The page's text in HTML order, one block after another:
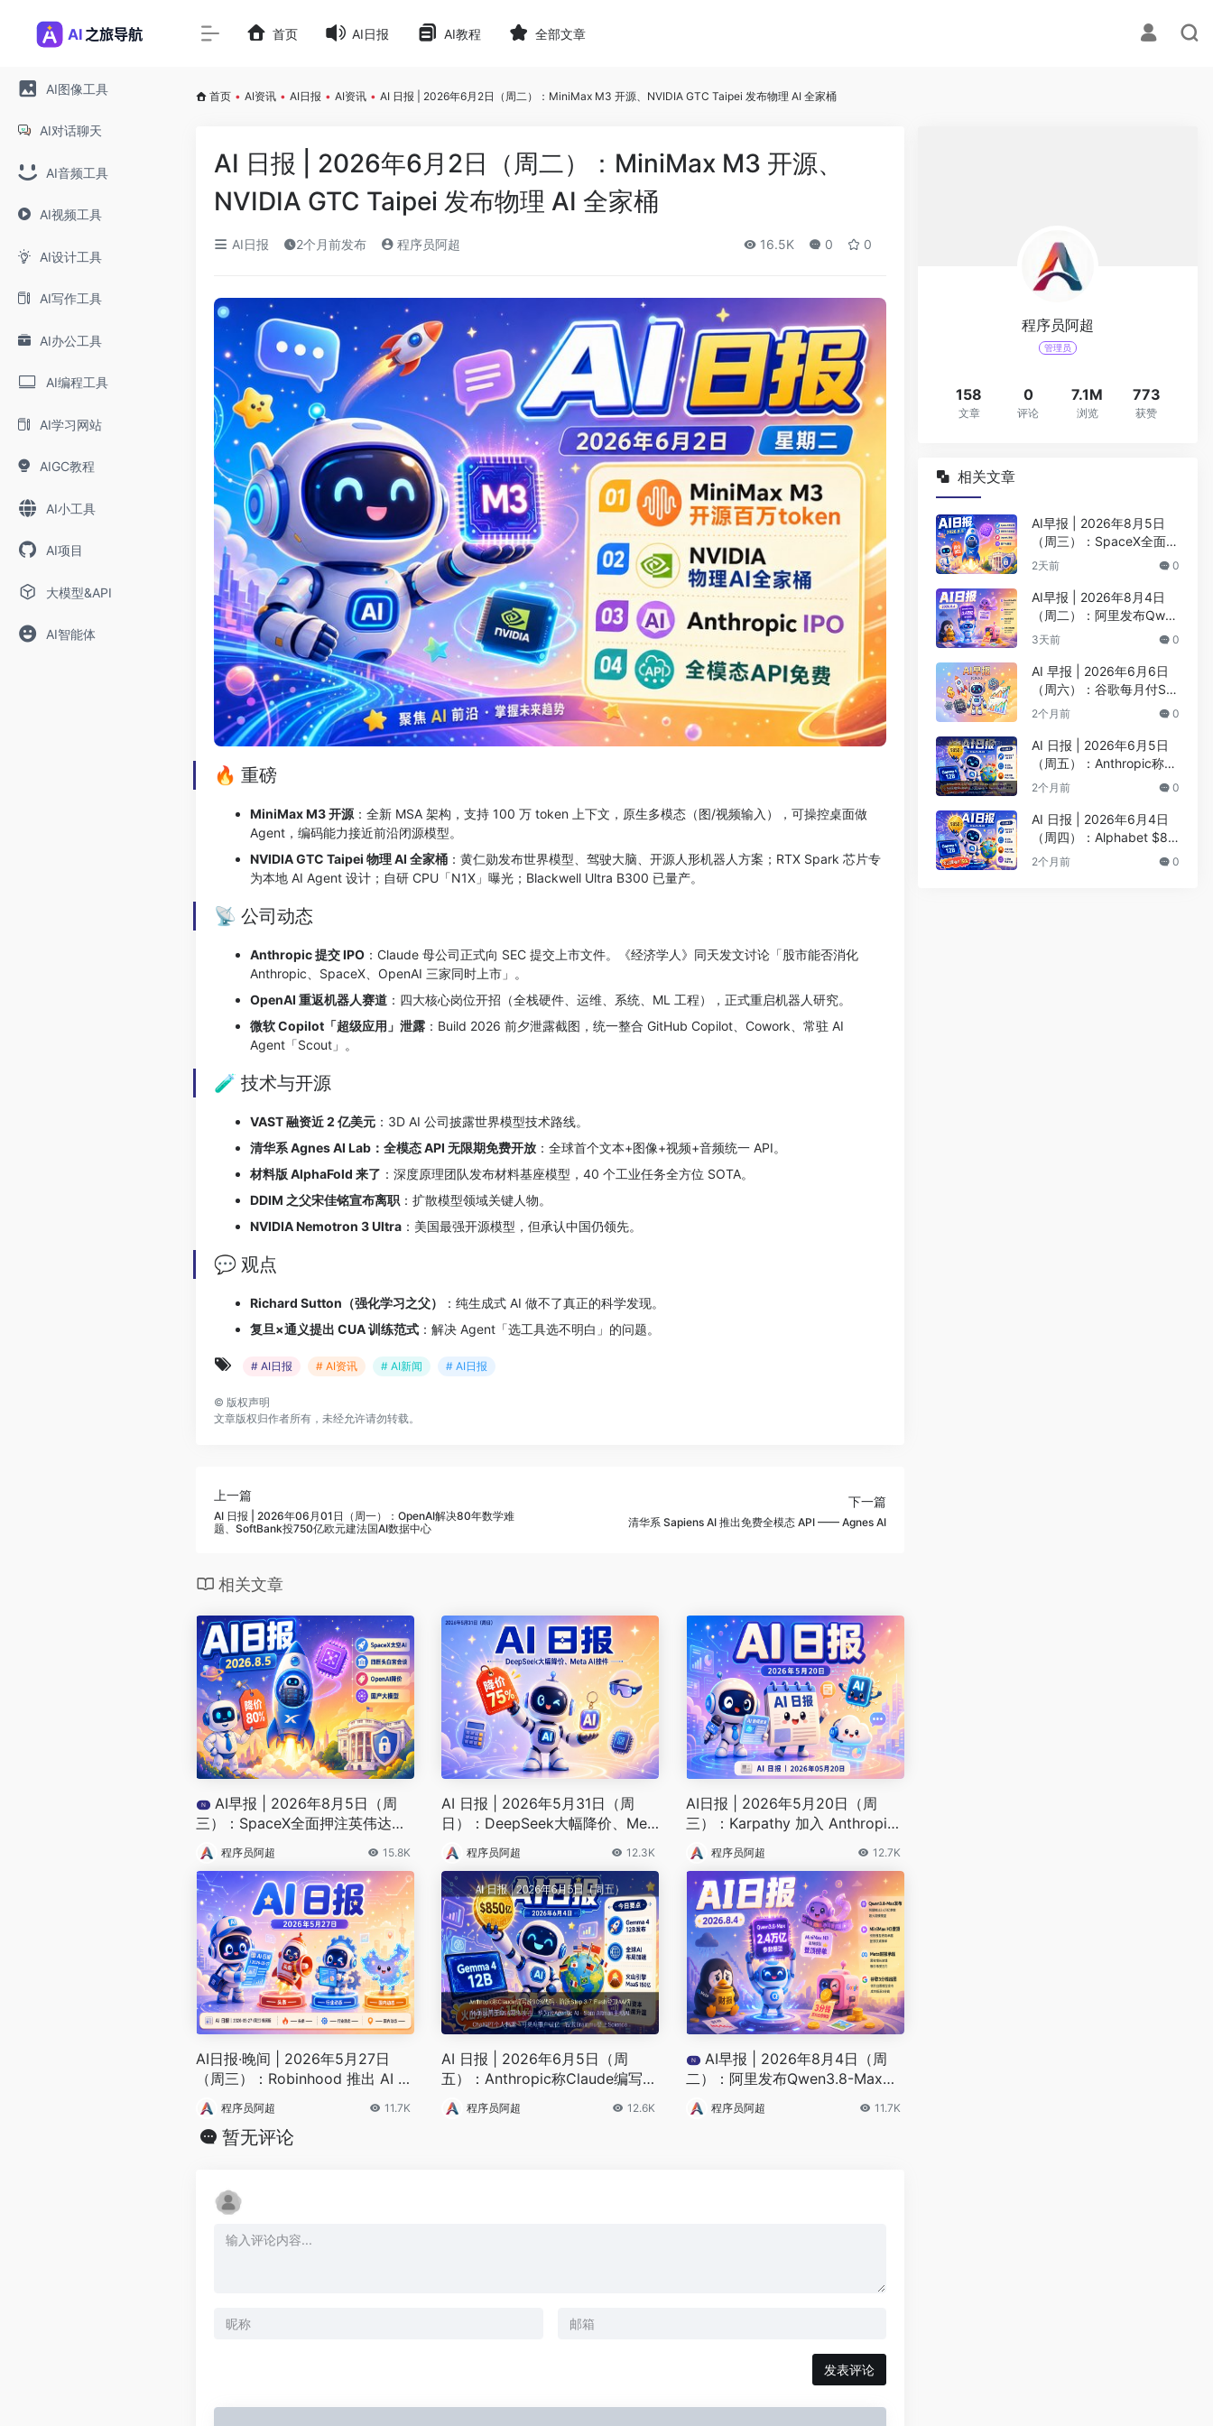
AI图像工具
AI对话聊天
AI音频工具
AI视频工具
AI设计工具
AI写作工具
AI办公工具
AI编程工具
AI学习网站
AIGC教程
AI小工具
AI项目
大模型&API
AI智能体
首页 AI日报 AI教程 全部文章
首页 • AI资讯 • AI日报 • AI资讯 • AI 日报 | 2026年6月2日（周二）：MiniMax M3 开源、NVIDIA GTC Taipei 发布物理 AI 全家桶
AI 日报 | 2026年6月2日（周二）：MiniMax M3 开源、
NVIDIA GTC Taipei 发布物理 AI 全家桶
AI日报 2个月前发布 程序员阿超 16.5K 0 0
🔥 重磅
MiniMax M3 开源 ：全新 MSA 架构，支持 100 万 token 上下文，原生多模态（图/视频输入），可操控桌面做
Agent，编码能力接近前沿闭源模型。
NVIDIA GTC Taipei 物理 AI 全家桶 ：黄仁勋发布世界模型、驾驶大脑、开源人形机器人方案；RTX Spark 芯片专
为本地 AI Agent 设计；自研 CPU「N1X」曝光；Blackwell Ultra B300 已量产。
📡 公司动态
Anthropic 提交 IPO ：Claude 母公司正式向 SEC 提交上市文件。《经济学人》同天发文讨论「股市能否消化
Anthropic、SpaceX、OpenAI 三家同时上市」。
OpenAI 重返机器人赛道 ：四大核心岗位开招（全栈硬件、运维、系统、ML 工程），正式重启机器人研究。
微软 Copilot「超级应用」泄露 ：Build 2026 前夕泄露截图，统一整合 GitHub Copilot、Cowork、常驻 AI
Agent「Scout」。
🧪 技术与开源
VAST 融资近 2 亿美元 ：3D AI 公司披露世界模型技术路线。
清华系 Agnes AI Lab：全模态 API 无限期免费开放 ：全球首个文本+图像+视频+音频统一 API。
材料版 AlphaFold 来了 ：深度原理团队发布材料基座模型，40 个工业任务全方位 SOTA。
DDIM 之父宋佳铭宣布离职 ：扩散模型领域关键人物。
NVIDIA Nemotron 3 Ultra ：美国最强开源模型，但承认中国仍领先。
💬 观点
Richard Sutton（强化学习之父）
：纯生成式 AI 做不了真正的科学发现。
复旦×通义提出 CUA 训练范式 ：解决 Agent「选工具选不明白」的问题。
# AI日报 # AI资讯 # AI新闻 # AI日报
© 版权声明
文章版权归作者所有，未经允许请勿转载。
上一篇
AI 日报 | 2026年06月01日（周一）：OpenAI解决80年数学难
题、SoftBank投750亿欧元建法国AI数据中心
下一篇
清华系 Sapiens AI 推出免费全模态 API —— Agnes AI
相关文章
N
AI早报 | 2026年8月5日（周
三）：SpaceX全面押注英伟达布
局太空AI、四大AI巨头赴白宫商谈
安全
程序员阿超 15.8K
AI 日报 | 2026年5月31日（周
日）：DeepSeek大幅降价、Met
a AI挂件
程序员阿超 12.3K
AI日报 | 2026年5月20日（周
三）：Karpathy 加入 Anthropi
c、Gemini 3.5 Flash 发布
程序员阿超 12.7K
AI日报·晚间 | 2026年5月27日
（周三）：Robinhood 推出 AI A
gent 交易、FastAPI 爆 BadHost
漏洞
程序员阿超 11.7K
AI 日报 | 2026年6月5日（周
五）：Anthropic称Claude编写超
90%代码、阶跃Step 3.7 Flash登
顶AA榜
程序员阿超 12.6K
N
AI早报 | 2026年8月4日（周
二）：阿里发布Qwen3.8-Max旗
舰模型、MiniMax H3开源登顶AI
视频榜
程序员阿超 11.7K
暂无评论
发表评论
程序员阿超
管理员
158
文章
0
评论
7.1M
浏览
773
获赞
相关文章
AI早报 | 2026年8月5日
（周三）：SpaceX全面押
注英伟达布局太空AI、四
2天前 0
AI早报 | 2026年8月4日
（周二）：阿里发布Qwen
3.8-Max旗舰模型、MiniM
3天前 0
AI 早报 | 2026年6月6日
（周六）：谷歌每月付Sp
aceX 9.2亿美元算力、BY
2个月前 0
AI 日报 | 2026年6月5日
（周五）：Anthropic称Cl
aude编写超90%代码、阶
榜
2个月前 0
AI 日报 | 2026年6月4日
（周四）：Alphabet $85
0亿融资支持Google AI、
2个月前 0